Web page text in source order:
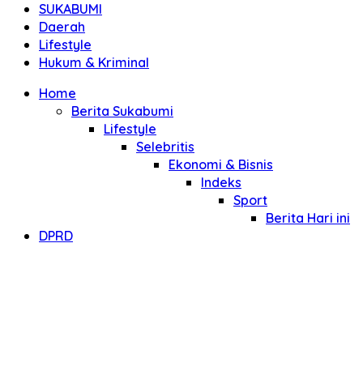
SUKABUMI
Daerah
Lifestyle
Hukum & Kriminal
Home
Berita Sukabumi
Lifestyle
Selebritis
Ekonomi & Bisnis
Indeks
Sport
Berita Hari ini
DPRD